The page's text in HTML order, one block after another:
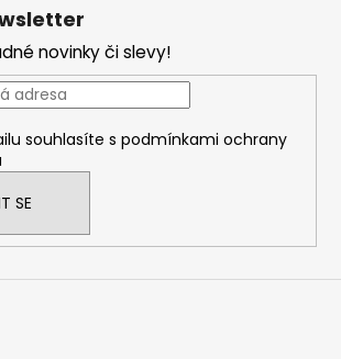
novinky či slevy!
souhlasíte s podmínkami ochrany
SE